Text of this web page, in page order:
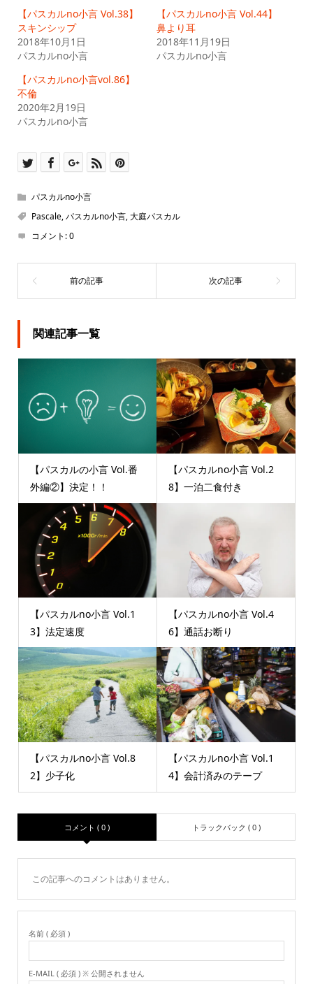
有
(新
し
い
ウ
ィ
ド
ウ
き
ま
す)
ク
リ
ッ
し
て
く
さ
い
い
ウ
ィ
ウ
で
開
き
す)
【パスカルno小言 Vol.38】
スキンシップ
2018年10月1日
パスカルno小言
【パスカルno小言 Vol.44】
鼻より耳
2018年11月19日
パスカルno小言
【パスカルno小言vol.86】
不倫
2020年2月19日
パスカルno小言
パスカルno小言
Pascale,パスカルno小言,大庭パスカル
コメント:0
関連記事一覧
【パスカルの小言 Vol.番
外編②】決定！！
【パスカルno小言 Vol.2
8】一泊二食付き
【パスカルno小言 Vol.1
3】法定速度
【パスカルno小言 Vol.4
6】通話お断り
【パスカルno小言 Vol.8
2】少子化
【パスカルno小言 Vol.1
4】会計済みのテープ
コメント ( 0 ) トラックバック ( 0 )
この記事へのコメントはありません。
名前 ( 必須 )
E-MAIL ( 必須 ) ※ 公開されません